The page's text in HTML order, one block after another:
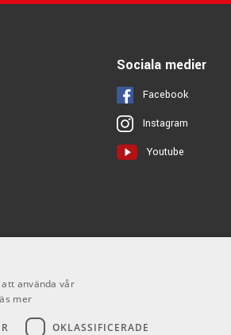
Sociala medier
Facebook
Instagram
Youtube
använda vår
mer
OKLASSIFICERADE